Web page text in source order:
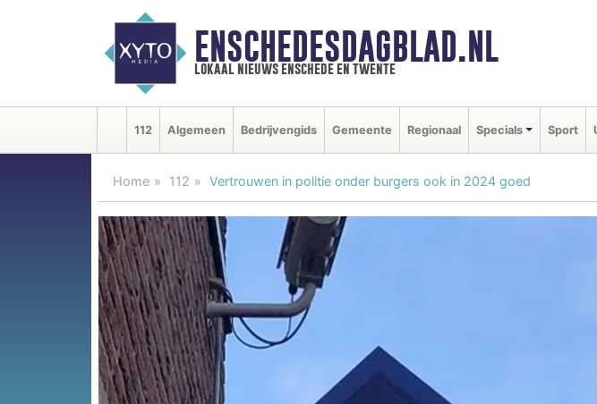
ENSCHEDESDAGBLAD.NL
lokaal nieuws enschede en twente
112 Algemeen Bedrijvengids Gemeente Regionaal Specials Sport
Home 112 Vertrouwen in politie onder burgers ook in 2024 goed